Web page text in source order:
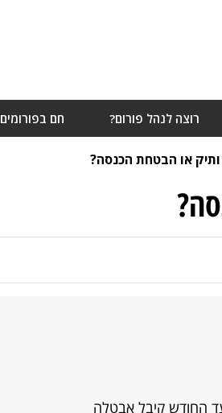
רוצה לנהל פורום? חם בפורומים
או הבטחת הכנסה?